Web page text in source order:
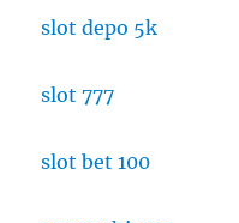
slot depo 5k
slot 777
slot bet 100